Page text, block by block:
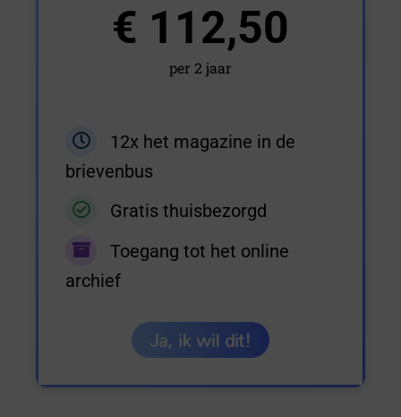
€ 112,50
per 2 jaar
12x het magazine in de
brievenbus
Gratis thuisbezorgd
Toegang tot het online
archief
Ja, ik wil dit!